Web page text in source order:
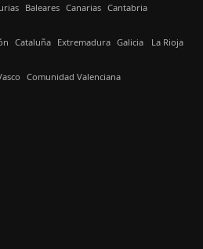
Baleares Canarias Cantabria
Cataluña Extremadura Galicia La Rioja
Comunidad Valenciana